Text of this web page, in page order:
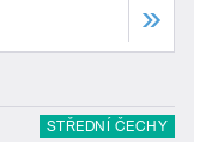
STŘEDNÍ ČECHY